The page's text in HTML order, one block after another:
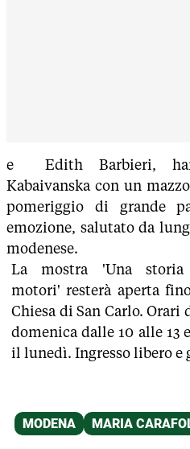
e Edith Barbieri,
Kabaivanska con un
pomeriggio di grande
emozione, salutato da
modenese.
La mostra 'Una
motori' resterà aperta
Chiesa di San Carlo.
domenica dalle 10 alle 13
il lunedì. Ingresso libero e